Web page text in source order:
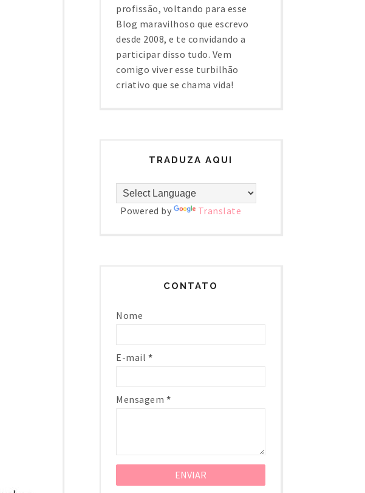
profissão, voltando para esse
Blog maravilhoso que escrevo
desde 2008, e te convidando a
participar disso tudo. Vem
comigo viver esse turbilhão
criativo que se chama vida!
TRADUZA AQUI
Powered by Translate
CONTATO
Nome
E-mail *
Mensagem *